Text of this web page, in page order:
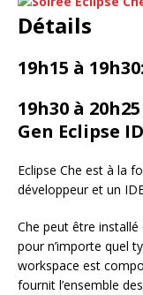
Détails
19h15 à
19h30 à
Gen Eclipse
Eclipse Che est à la
développeur et un
Che peut être installé
pour n’importe quel
workspace est
fournit l’ensemble